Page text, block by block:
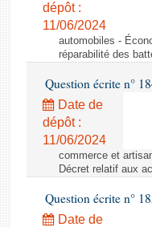
dépôt :
11/06/2024
automobiles -
réparabilité des
Question écrite n°
Date de
dépôt :
11/06/2024
commerce et
Décret relatif aux
Question écrite n°
Date de